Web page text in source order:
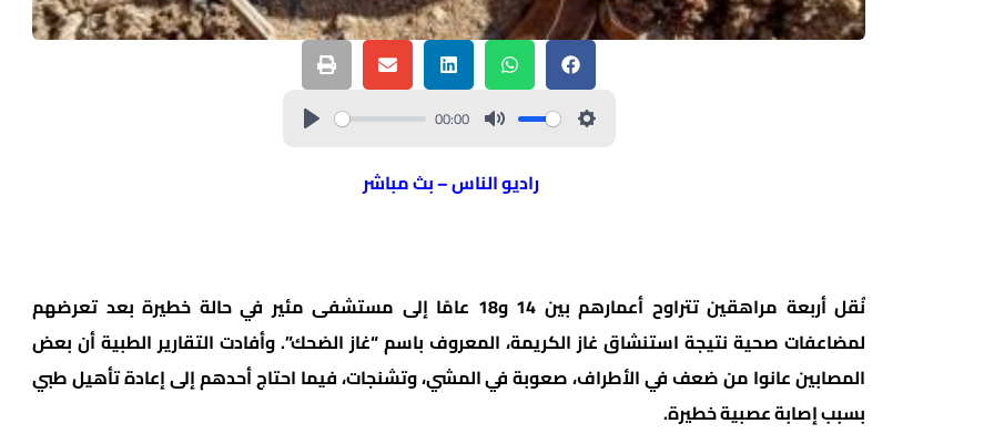
00:00
راديو الناس – بث مباشر
نُقل أربعة مراهقين تتراوح أعمارهم بين 14 و18 عامًا إلى مستشفى مئير في حالة خطيرة بعد تعرضهم
لمضاعفات صحية نتيجة استنشاق غاز الكريمة، المعروف باسم “غاز الضحك”. وأفادت التقارير الطبية أن بعض
المصابين عانوا من ضعف في الأطراف، صعوبة في المشي، وتشنجات، فيما احتاج أحدهم إلى إعادة تأهيل طبي
بسبب إصابة عصبية خطيرة.